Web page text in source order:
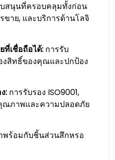
สนุนที่ครอบคลุมทั้งก่อน
ขาย, และบริการด้านโลจิ
เชื่อถือได้: การรับ
งสิทธิ์ของคุณและปกป้อง
: การรับรอง ISO9001,
ณภาพและความปลอดภัย
พร้อมกับชิ้นส่วนสึกหรอ